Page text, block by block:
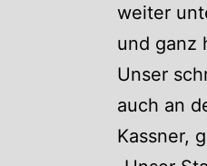
weiter
und ganz
Unser
auch an
Kassner,